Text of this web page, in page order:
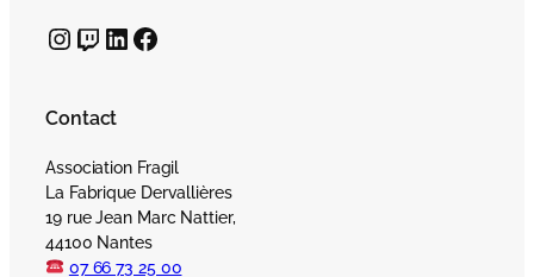
InstagramTwitch LinkedIn Facebook
Contact
Association Fragil
La Fabrique Dervallières
19 rue Jean Marc Nattier,
44100 Nantes
07 66 73 25 00